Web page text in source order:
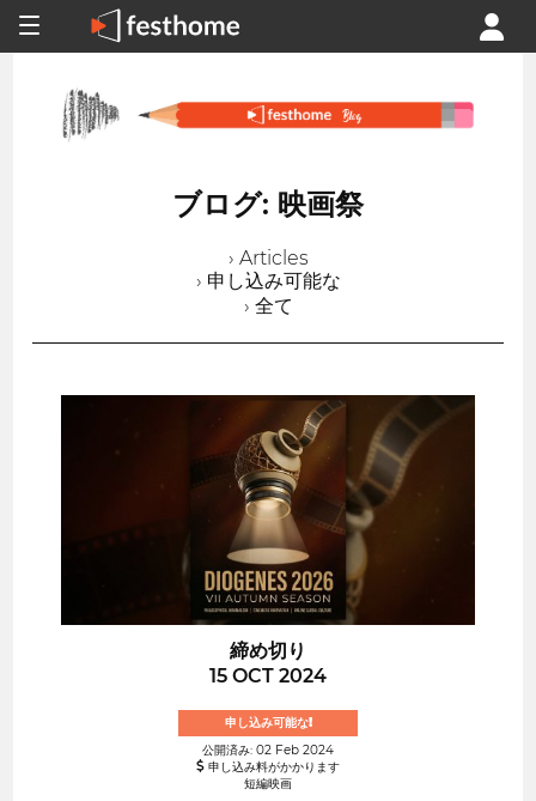
ブログ: 映画祭
› Articles
› 申し込み可能な
› 全て
締め切り
15 OCT 2024
申し込み可能な!
公開済み: 02 Feb 2024
申し込み料がかかります
短編映画